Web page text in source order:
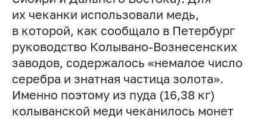
их чеканки использовали медь,
в которой, как сообщало в Петербург
руководство Колывано-Вознесенских
заводов, содержалось «немалое число
серебра и знатная частица золота».
Именно поэтому из пуда (16,38 кг)
колыванской меди чеканилось монет